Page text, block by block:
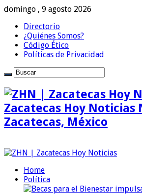
domingo , 9 agosto 2026
Directorio
¿Quiénes Somos?
Código Ético
Políticas de Privacidad
Zacatecas Hoy Noticias
Zacatecas, México
Home
Política